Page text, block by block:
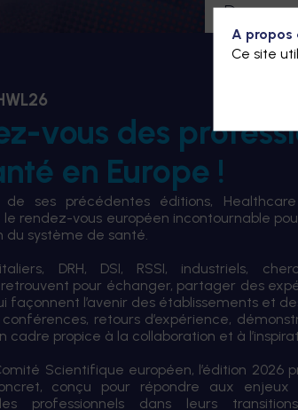
vous des
en Europe !
ses précédentes éditions, Healthcare
le rendez-vous européen incontournable
du système de santé.
DRH, DSI, RSSI, industriels,
retrouvent pour échanger, partager des
façonnent l’avenir des établissements et
retours d’expérience,
cadre propice à la collaboration et à
Scientifique européen, l’édition 2026
conçu pour répondre aux
professionnels dans leurs transitions
A propos
Ce site